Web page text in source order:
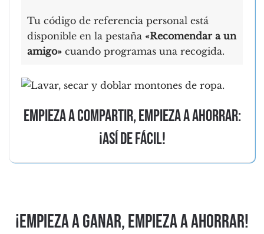
Tu código de referencia personal está
disponible en la pestaña «Recomendar a un
amigo» cuando programas una recogida.
Empieza a compartir, empieza a ahorrar:
¡así de fácil!
¡Empieza a ganar, empieza a ahorrar!